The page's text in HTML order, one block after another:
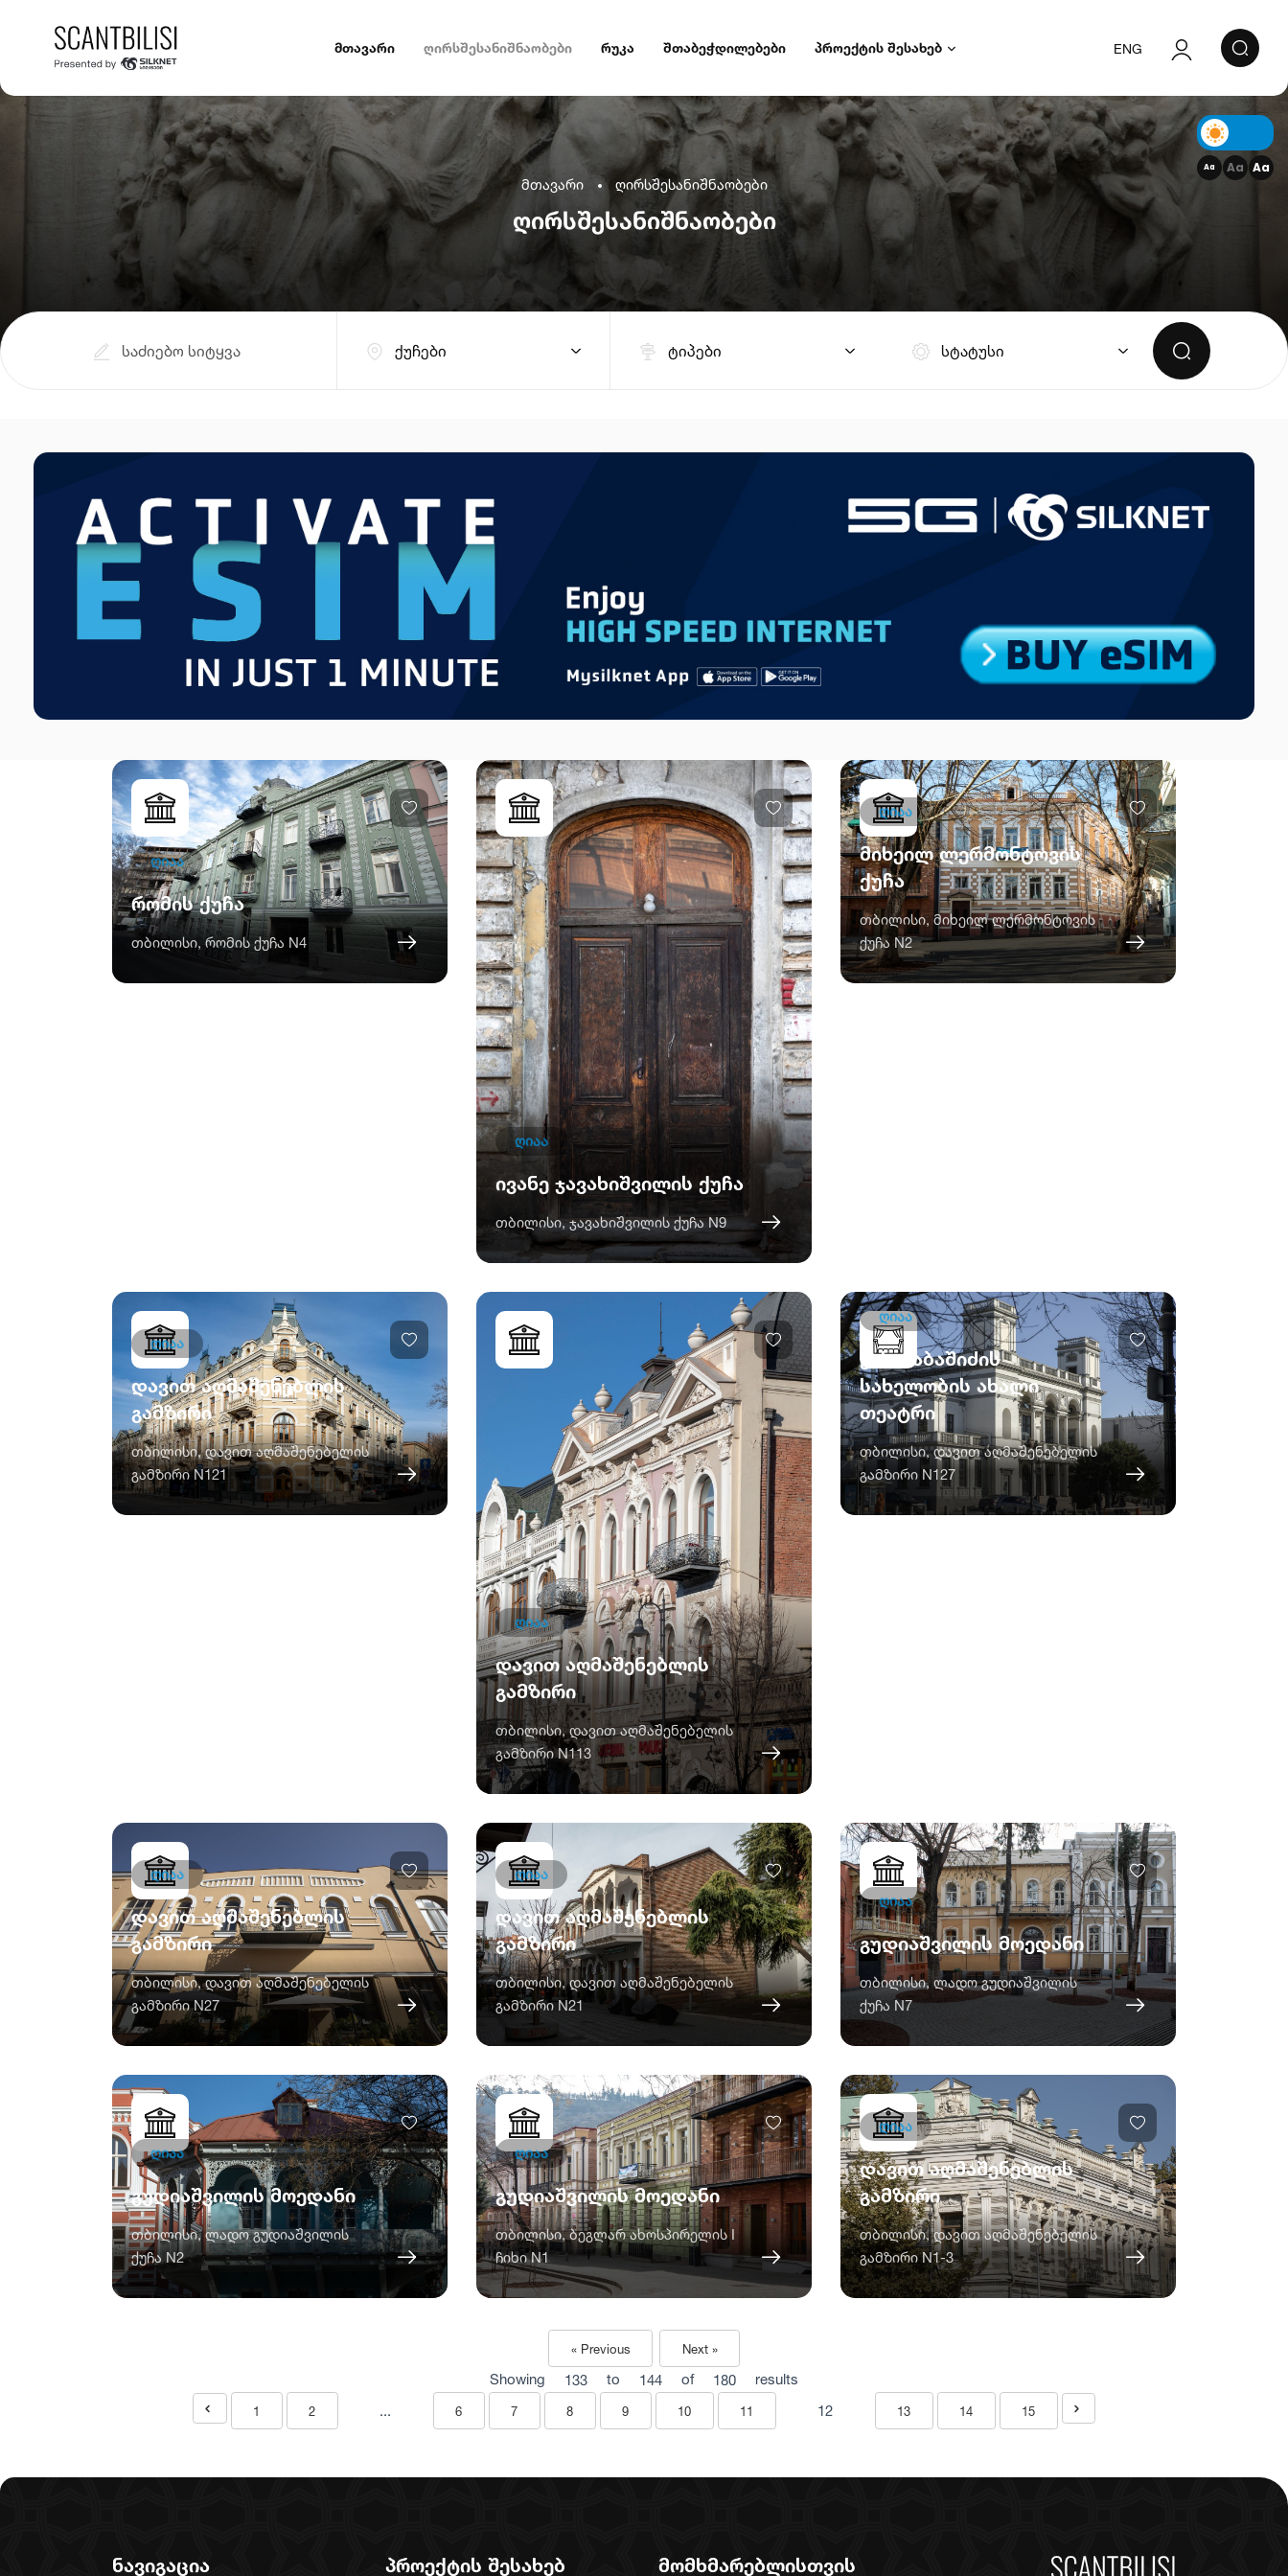
Aa Aa Aa
მთავარი ღირსშესანიშნაობები რუკა შთაბეჭდილებები პროექტის შესახებ ENG
ავტორიზაცია
რეგისტრაცია
მთავარი ღირსშესანიშნაობები
ღირსშესანიშნაობები
ღიაა
რომის ქუჩა
თბილისი, რომის ქუჩა N4
ღიაა
ივანე ჯავახიშვილის ქუჩა
თბილისი, ჯავახიშვილის ქუჩა N9
ღიაა
მიხეილ ლერმონტოვის
ქუჩა
თბილისი, მიხეილ ლერმონტოვის
ქუჩა N2
ღიაა
დავით აღმაშენებლის
გამზირი
თბილისი, დავით აღმაშენებელის
გამზირი N121
ღიაა
დავით აღმაშენებლის
გამზირი
თბილისი, დავით აღმაშენებელის
გამზირი N113
ღიაა
ვასო აბაშიძის
სახელობის ახალი
თეატრი
თბილისი, დავით აღმაშენებელის
გამზირი N127
ღიაა
დავით აღმაშენებლის
გამზირი
თბილისი, დავით აღმაშენებელის
გამზირი N27
ღიაა
დავით აღმაშენებლის
გამზირი
თბილისი, დავით აღმაშენებელის
გამზირი N21
ღიაა
გუდიაშვილის მოედანი
თბილისი, ლადო გუდიაშვილის
ქუჩა N7
ღიაა
გუდიაშვილის მოედანი
თბილისი, ლადო გუდიაშვილის
ქუჩა N2
ღიაა
გუდიაშვილის მოედანი
თბილისი, ბეგლარ ახოსპირელის I
ჩიხი N1
ღიაა
დავით აღმაშენებლის
გამზირი
თბილისი, დავით აღმაშენებელის
გამზირი N1-3
« Previous Next »
Showing 133 to 144 of 180 results
1 2 ... 6 7 8 9 10 11 12 13 14 15
ნავიგაცია პროექტის შესახებ მომხმარებლისთვის